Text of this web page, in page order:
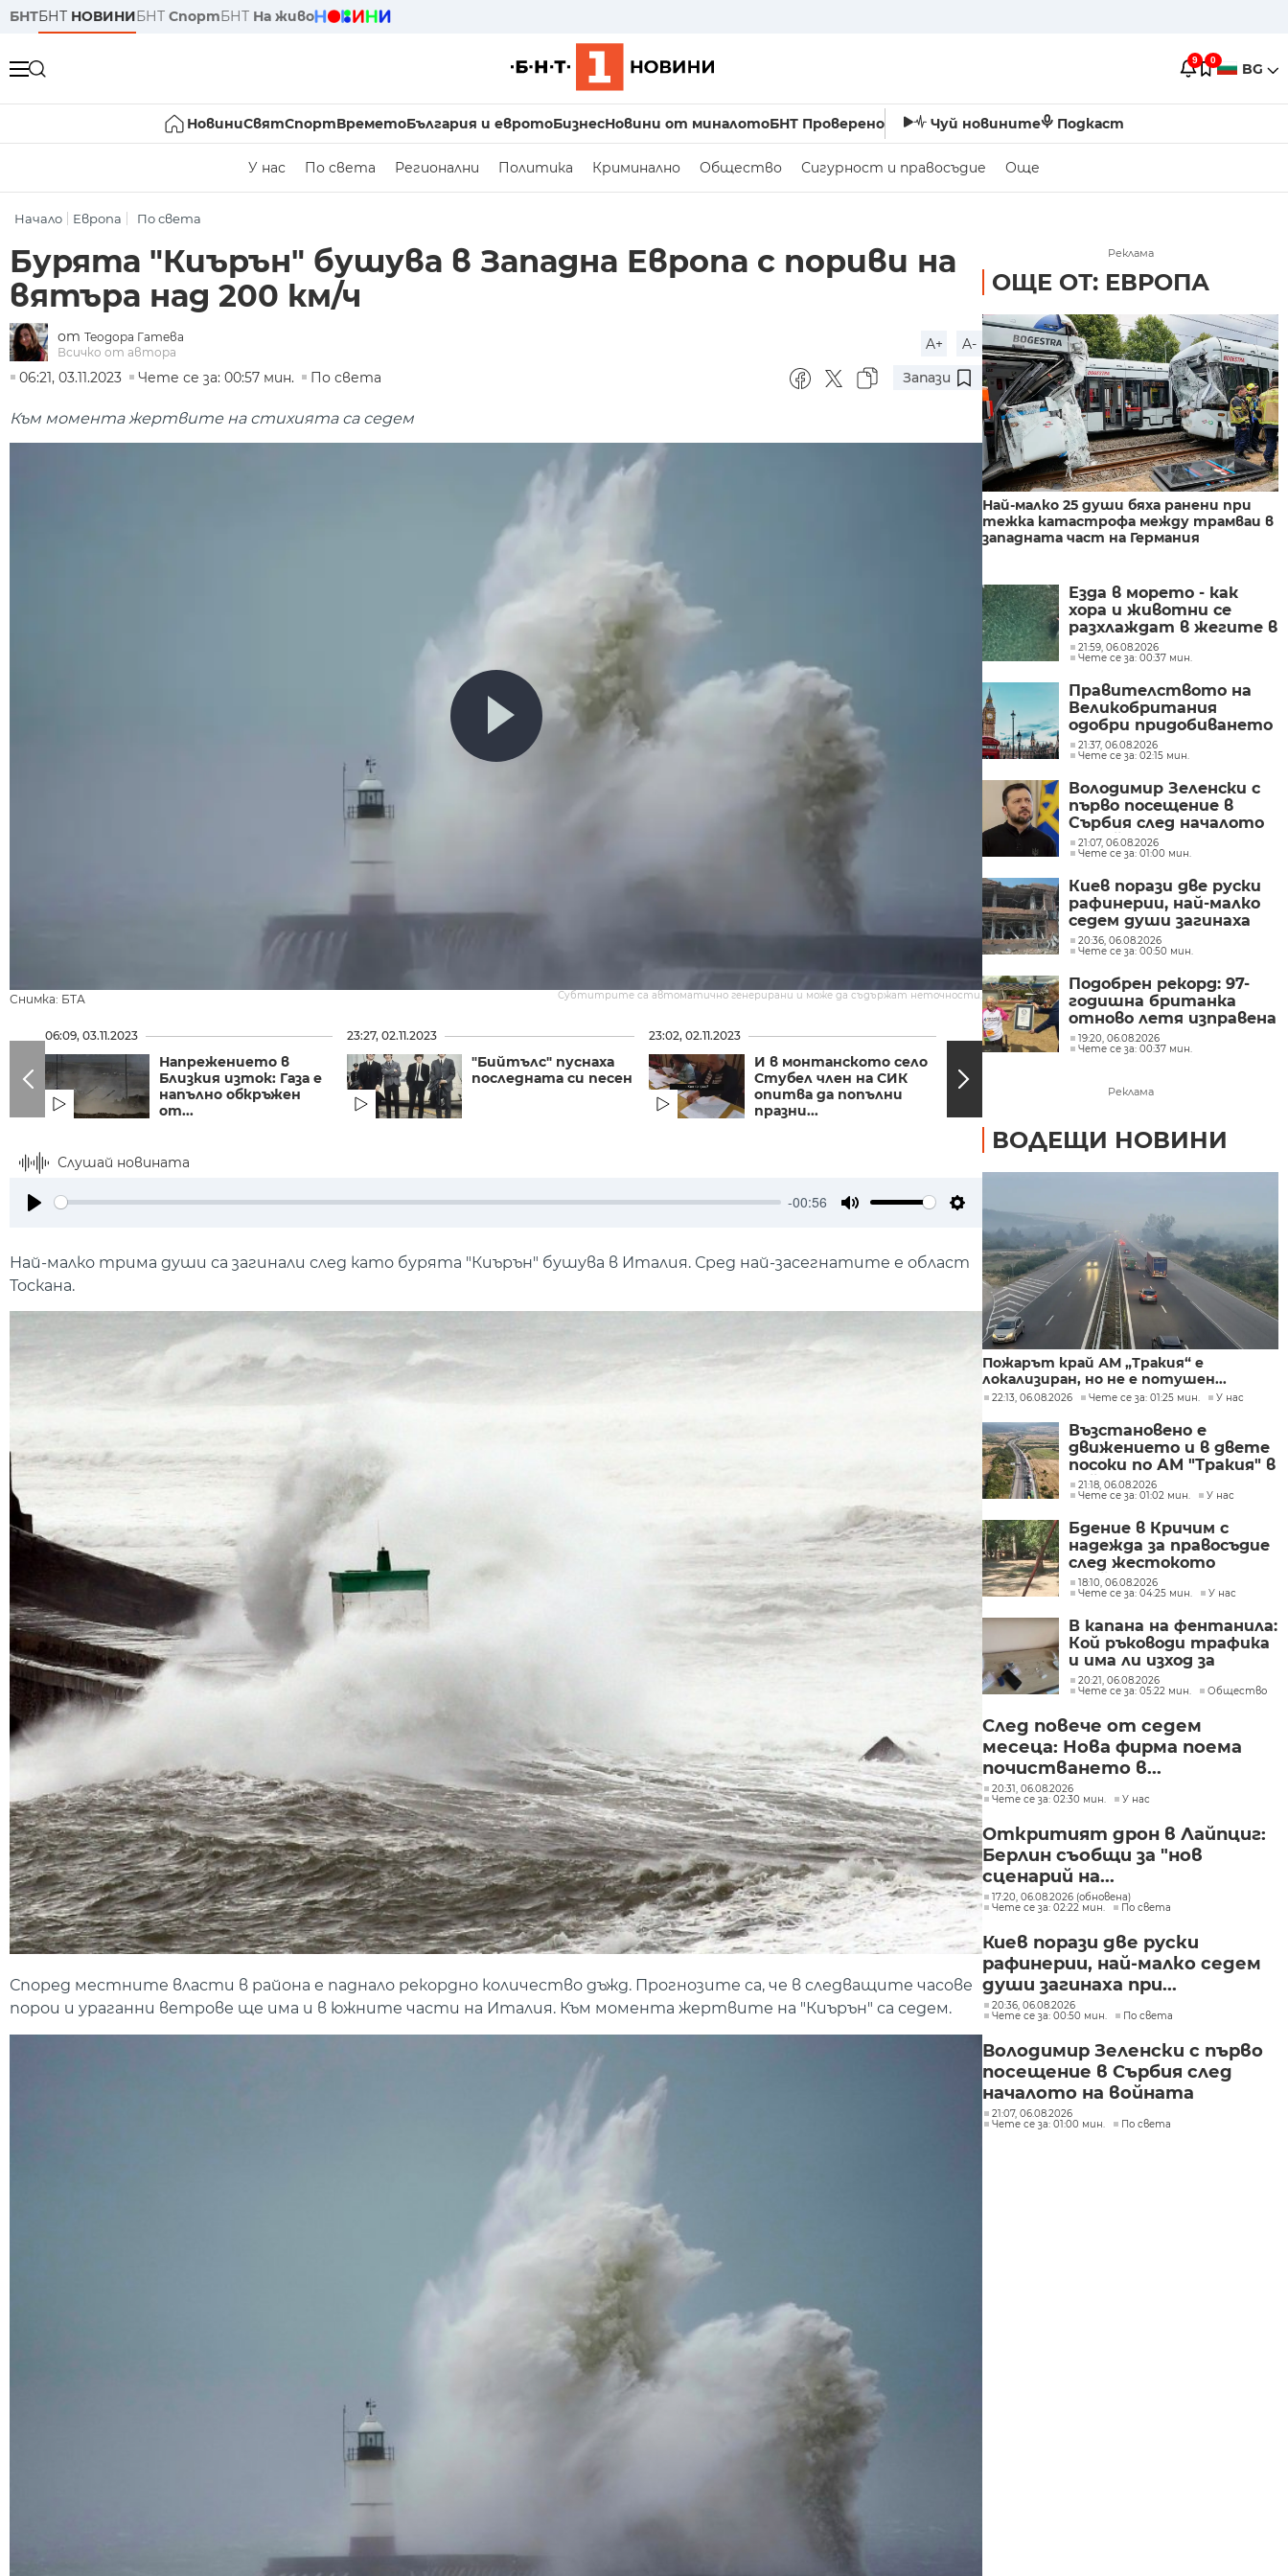
БНТБНТ НОВИНИБНТ СпортБНТ На живо
9 0 BG
НовиниСвятСпортВреметоБългария и евротоБизнесНовини от миналотоБНТ Проверено Чуй новините Подкаст
У нас По света Регионални Политика Криминално Общество Сигурност и правосъдие Още
Начало Европа По света
Бурята "Киърън" бушува в Западна Европа с пориви на
вятъра над 200 км/ч
от Теодора Гатева
Всичко от автора
A+
A-
06:21, 03.11.2023
Чете се за: 00:57 мин. По света Запази
Към момента жертвите на стихията са седем
Снимка: БТА Субтитрите са автоматично генерирани и може да съдържат неточности.
06:09, 03.11.2023
Напрежението в
Близкия изток: Газа е
напълно обкръжен
от...
23:27, 02.11.2023
"Бийтълс" пуснаха
последната си песен
23:02, 02.11.2023
И в монтанското село
Стубел член на СИК
опитва да попълни
празни...
22:49, 02.11.2023
на огъня в Ивицата
Слушай новината
-00:56
Най-малко трима души са загинали след като бурята "Киърън" бушува в Италия. Сред най-засегнатите е област
Тоскана.
Според местните власти в района е паднало рекордно количество дъжд. Прогнозите са, че в следващите часове
порои и ураганни ветрове ще има и в южните части на Италия. Към момента жертвите на "Киърън" са седем.
Реклама
ОЩЕ ОТ: ЕВРОПА
Най-малко 25 души бяха ранени при
тежка катастрофа между трамваи в
западната част на Германия
Езда в морето - как
хора и животни се
разхлаждат в жегите в
Хърватска
21:59, 06.08.2026
Чете се за: 00:37 мин.
Правителството на
Великобритания
одобри придобиването
на „Уорнър Брос
Дискавъри“ от
млрд. долара
21:37, 06.08.2026
Чете се за: 02:15 мин.
Володимир Зеленски с
първо посещение в
Сърбия след началото
на войната
21:07, 06.08.2026
Чете се за: 01:00 мин.
Киев порази две руски
рафинерии, най-малко
седем души загинаха
при руски удари в
Украйна
20:36, 06.08.2026
Чете се за: 00:50 мин.
Подобрен рекорд: 97-
годишна британка
отново летя изправена
върху крилото на
самолет
19:20, 06.08.2026
Чете се за: 00:37 мин.
Реклама
ВОДЕЩИ НОВИНИ
Пожарът край АМ „Тракия“ е
локализиран, но не е потушен...
22:13, 06.08.2026 Чете се за: 01:25 мин. У нас
Възстановено е
движението и в двете
посоки по АМ "Тракия" в
района на 69-тия
километър
21:18, 06.08.2026
Чете се за: 01:02 мин.
У нас
Бдение в Кричим с
надежда за правосъдие
след жестокото
убийство на млад мъж
в Пловдив от
18:10, 06.08.2026
Чете се за: 04:25 мин.
У нас
В капана на фентанила:
Кой ръководи трафика
и има ли изход за
пристрастените?
20:21, 06.08.2026
Чете се за: 05:22 мин.
Общество
След повече от седем
месеца: Нова фирма поема
почистването в...
20:31, 06.08.2026
Чете се за: 02:30 мин.
У нас
Откритият дрон в Лайпциг:
Берлин съобщи за "нов
сценарий на...
17:20, 06.08.2026 (обновена)
Чете се за: 02:22 мин.
По света
Киев порази две руски
рафинерии, най-малко седем
души загинаха при...
20:36, 06.08.2026
Чете се за: 00:50 мин.
По света
Володимир Зеленски с първо
посещение в Сърбия след
началото на войната
21:07, 06.08.2026
Чете се за: 01:00 мин.
По света